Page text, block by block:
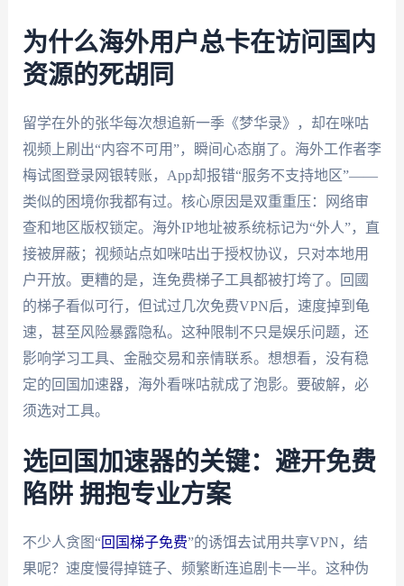
为什么海外用户总卡在访问国内
资源的死胡同
留学在外的张华每次想追新一季《梦华录》，却在咪咕
视频上刷出“内容不可用”，瞬间心态崩了。海外工作者李
梅试图登录网银转账，App却报错“服务不支持地区”——
类似的困境你我都有过。核心原因是双重重压：网络审
查和地区版权锁定。海外IP地址被系统标记为“外人”，直
接被屏蔽；视频站点如咪咕出于授权协议，只对本地用
户开放。更糟的是，连免费梯子工具都被打垮了。回國
的梯子看似可行，但试过几次免费VPN后，速度掉到龟
速，甚至风险暴露隐私。这种限制不只是娱乐问题，还
影响学习工具、金融交易和亲情联系。想想看，没有稳
定的回国加速器，海外看咪咕就成了泡影。要破解，必
须选对工具。
选回国加速器的关键：避开免费
陷阱 拥抱专业方案
不少人贪图“回国梯子免费”的诱饵去试用共享VPN，结
果呢？速度慢得掉链子、频繁断连追剧卡一半。这种伪